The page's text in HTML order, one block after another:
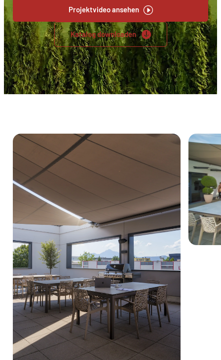
Projektvideo ansehen
Katalog downloaden